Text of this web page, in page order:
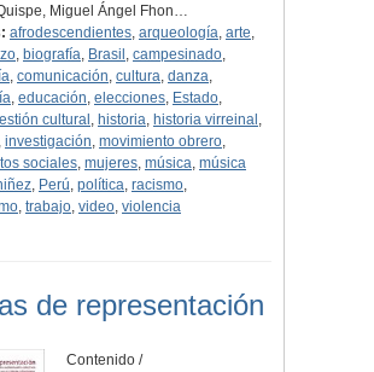
Miguel Ángel Fhon…
afrodescendientes, arqueología, arte,
, biografía, Brasil , campesinado,
, comunicación, cultura, danza,
, educación, elecciones, Estado,
cultural , historia, historia virreinal ,
, investigación, movimiento obrero,
sociales, mujeres, música, música
, Perú, política, racismo,
, trabajo, video, violencia
de representación
Contenido /